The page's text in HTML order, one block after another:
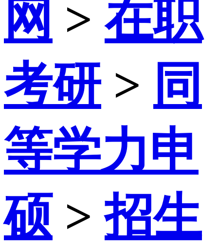
网 >在职
考研> 同
等学力申
硕 >招生